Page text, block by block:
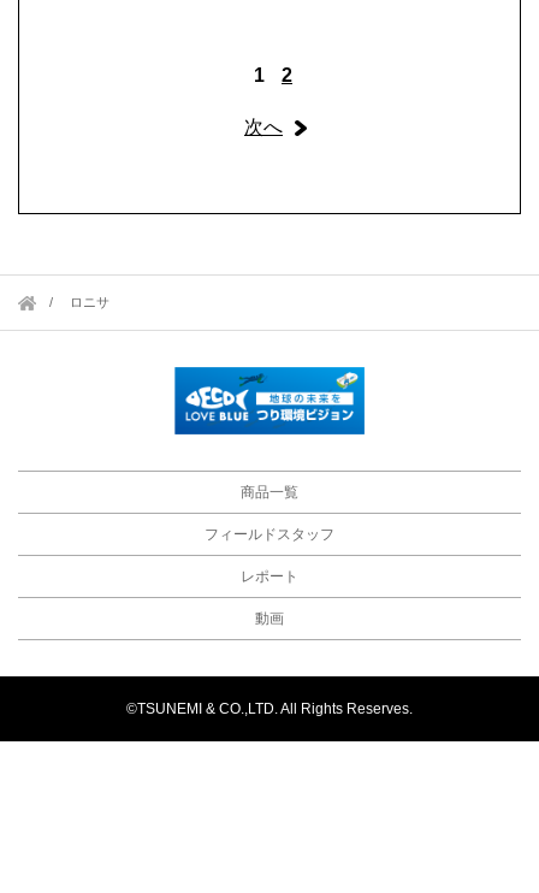
1 2
次へ
ロニサ
商品一覧
フィールドスタッフ
レポート
動画
©TSUNEMI & CO.,LTD. All Rights Reserves.